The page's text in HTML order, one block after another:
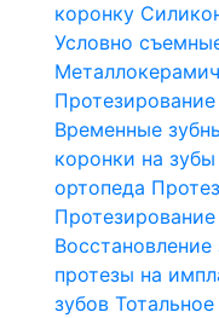
коронку
Условно
Временные
коронки на зубы
ортопеда
протезы на
зубов